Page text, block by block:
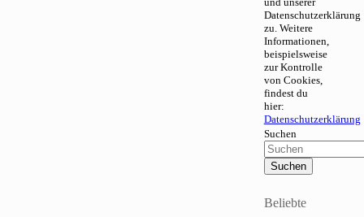
Datenschutzerklärung
zu. Weitere
Informationen,
beispielsweise
zur Kontrolle
von Cookies,
findest du
hier:
Datenschutzerklärung
Suchen
Beliebte